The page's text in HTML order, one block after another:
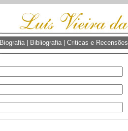
Biografia| Bibliografia| Criticas e Recensões